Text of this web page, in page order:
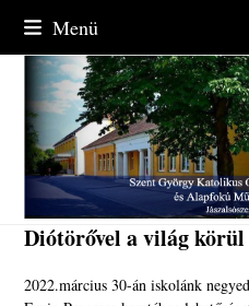
content
Menü
Diótörővel a világ körül
2022.március 30-án iskolánk